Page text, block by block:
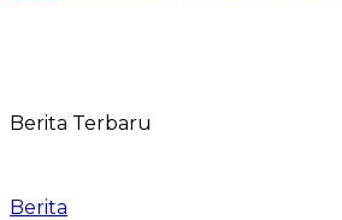
Berita Terbaru
Berita